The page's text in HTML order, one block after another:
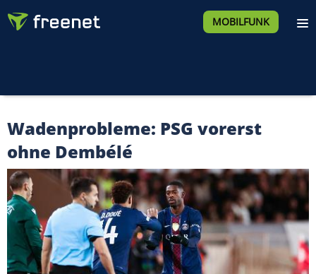
MOBILFUNK
Wadenprobleme: PSG vorerst
ohne Dembélé